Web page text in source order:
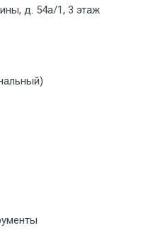
д. 54а/1, 3 этаж